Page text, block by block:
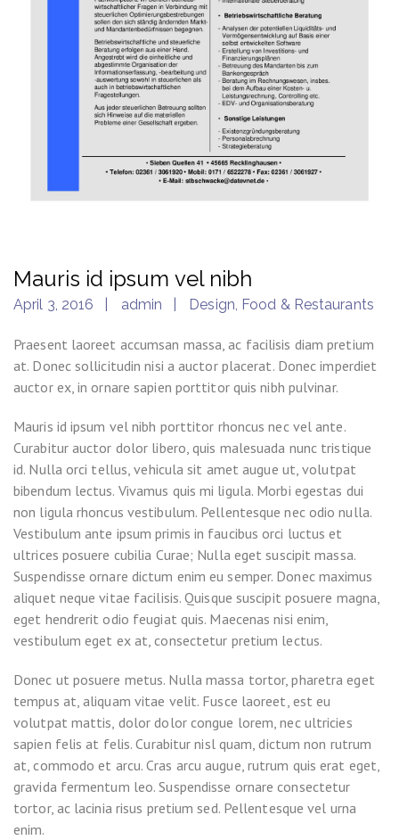
Mauris id ipsum vel nibh
April 3, 2016 admin Design, Food & Restaurants
Praesent laoreet accumsan massa, ac facilisis diam pretium
at. Donec sollicitudin nisi a auctor placerat. Donec imperdiet
auctor ex, in ornare sapien porttitor quis nibh pulvinar.
Mauris id ipsum vel nibh porttitor rhoncus nec vel ante.
Curabitur auctor dolor libero, quis malesuada nunc tristique
id. Nulla orci tellus, vehicula sit amet augue ut, volutpat
bibendum lectus. Vivamus quis mi ligula. Morbi egestas dui
non ligula rhoncus vestibulum. Pellentesque nec odio nulla.
Vestibulum ante ipsum primis in faucibus orci luctus et
ultrices posuere cubilia Curae; Nulla eget suscipit massa.
Suspendisse ornare dictum enim eu semper. Donec maximus
aliquet neque vitae facilisis. Quisque suscipit posuere magna,
eget hendrerit odio feugiat quis. Maecenas nisi enim,
vestibulum eget ex at, consectetur pretium lectus.
Donec ut posuere metus. Nulla massa tortor, pharetra eget
tempus at, aliquam vitae velit. Fusce laoreet, est eu
volutpat mattis, dolor dolor congue lorem, nec ultricies
sapien felis at felis. Curabitur nisl quam, dictum non rutrum
at, commodo et arcu. Cras arcu augue, rutrum quis erat eget,
gravida fermentum leo. Suspendisse ornare consectetur
tortor, ac lacinia risus pretium sed. Pellentesque vel urna
enim.